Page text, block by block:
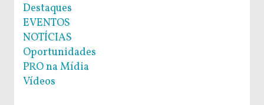
Destaques
EVENTOS
NOTÍCIAS
Oportunidades
PRO na Mídia
Vídeos